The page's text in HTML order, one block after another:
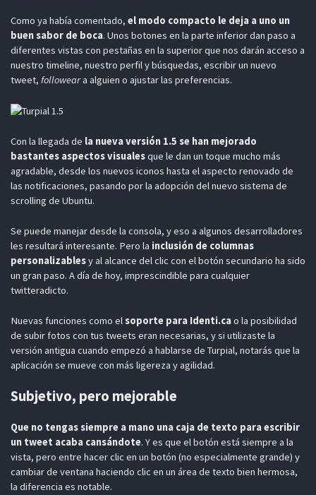
Como ya había comentado, el modo compacto le deja a uno un
buen sabor de boca. Unos botones en la parte inferior dan paso a
diferentes vistas con pestañas en la superior que nos darán acceso a
nuestro timeline, nuestro perfil y búsquedas, escribir un nuevo
tweet, followeara alguien o ajustar las preferencias.
Con la llegada de la nueva versión 1.5 se han mejorado
bastantes aspectos visualesque le dan un toque mucho más
agradable, desde los nuevos iconos hasta el aspecto renovado de
las notificaciones, pasando por la adopción del nuevo sistema de
scrolling de Ubuntu.
Se puede manejar desde la consola, y eso a algunos desarrolladores
les resultará interesante. Pero la inclusión de columnas
personalizablesy al alcance del clic con el botón secundario ha sido
un gran paso. A día de hoy, imprescindible para cualquier
twitteradicto.
Nuevas funciones como el soporte para Identi.cao la posibilidad
de subir fotos con tus tweets eran necesarias, y si utilizaste la
versión antigua cuando empezó a hablarse de Turpial, notarás que la
aplicación se mueve con más ligereza y agilidad.
Subjetivo, pero mejorable
Que no tengas siempre a mano una caja de texto para escribir
un tweet acaba cansándote. Y es que el botón está siempre a la
vista, pero entre hacer clic en un botón (no especialmente grande) y
cambiar de ventana haciendo clic en un área de texto bien hermosa,
la diferencia es notable.